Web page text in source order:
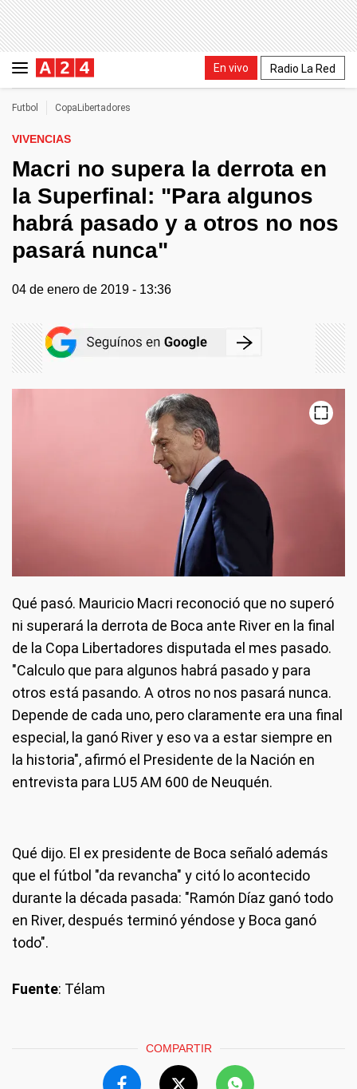
En vivo Radio La Red
Futbol CopaLibertadores
VIVENCIAS
Macri no supera la derrota en
la Superfinal: "Para algunos
habrá pasado y a otros no nos
pasará nunca"
04 de enero de 2019 - 13:36
Qué pasó. Mauricio Macri reconoció que no superó
ni superará la derrota de Boca ante River en la final
de la Copa Libertadores disputada el mes pasado.
"Calculo que para algunos habrá pasado y para
otros está pasando. A otros no nos pasará nunca.
Depende de cada uno, pero claramente era una final
especial, la ganó River y eso va a estar siempre en
la historia", afirmó el Presidente de la Nación en
entrevista para LU5 AM 600 de Neuquén.
Qué dijo. El ex presidente de Boca señaló además
que el fútbol "da revancha" y citó lo acontecido
durante la década pasada: "Ramón Díaz ganó todo
en River, después terminó yéndose y Boca ganó
todo".
Fuente: Télam
COMPARTIR